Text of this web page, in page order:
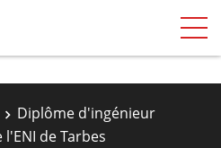
Diplôme d'ingénieur
de Tarbes